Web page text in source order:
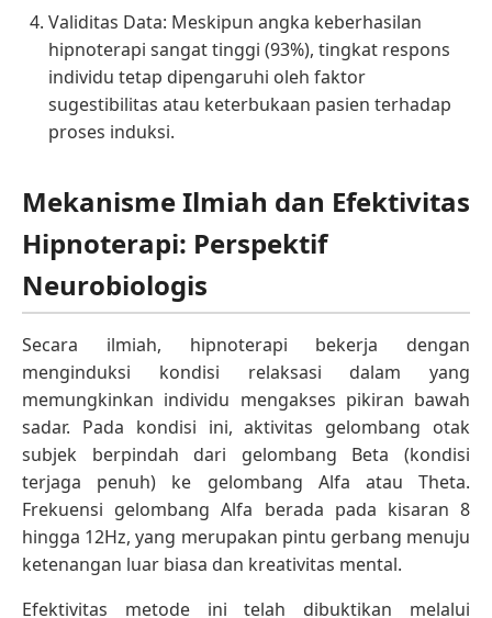
Validitas Data: Meskipun angka keberhasilan
hipnoterapi sangat tinggi (93%), tingkat respons
individu tetap dipengaruhi oleh faktor
sugestibilitas atau keterbukaan pasien terhadap
proses induksi.
Mekanisme Ilmiah dan Efektivitas
Hipnoterapi: Perspektif
Neurobiologis
Secara ilmiah, hipnoterapi bekerja dengan
menginduksi kondisi relaksasi dalam yang
memungkinkan individu mengakses pikiran bawah
sadar. Pada kondisi ini, aktivitas gelombang otak
subjek berpindah dari gelombang Beta (kondisi
terjaga penuh) ke gelombang Alfa atau Theta.
Frekuensi gelombang Alfa berada pada kisaran 8
hingga 12Hz, yang merupakan pintu gerbang menuju
ketenangan luar biasa dan kreativitas mental.
Efektivitas metode ini telah dibuktikan melalui